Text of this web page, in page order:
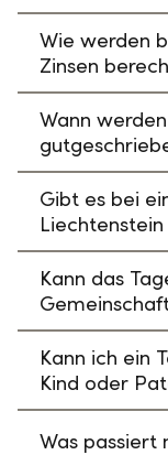
Wie werden
Zinsen
Wann
Gibt es bei
Kann das
Kann ich ein
Kind oder
Was passiert